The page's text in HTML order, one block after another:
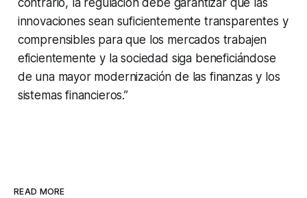
contrario, la regulación debe garantizar que las
innovaciones sean suficientemente transparentes y
comprensibles para que los mercados trabajen
eficientemente y la sociedad siga beneficiándose
de una mayor modernización de las finanzas y los
sistemas financieros.”
READ MORE